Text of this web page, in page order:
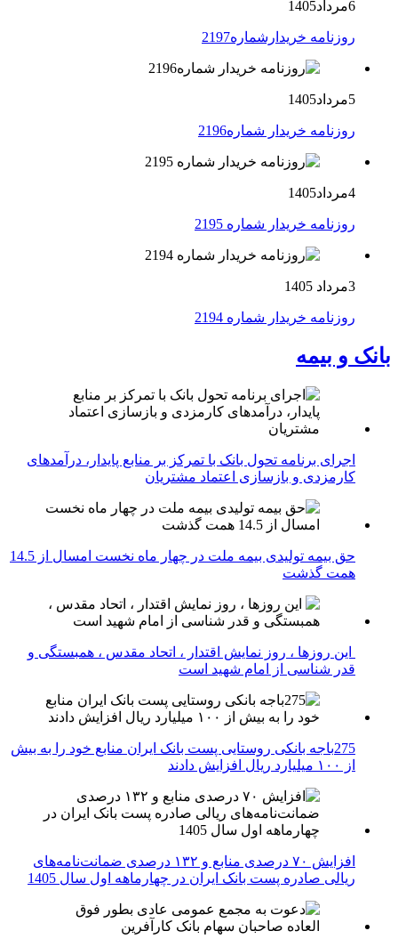
6مرداد1405
روزنامه خریدارشماره2197
5مرداد1405
روزنامه خریدار شماره2196
4مرداد1405
روزنامه خریدار شماره 2195
3مرداد 1405
روزنامه خریدار شماره 2194
بانک و بیمه
اجرای برنامه تحول بانک با تمرکز بر منابع پایدار، درآمدهای
کارمزدی و بازسازی اعتماد مشتریان
حق بیمه تولیدی بیمه ملت در چهار ماه نخست امسال از 14.5
همت گذشت
این روزها ، روز نمایش اقتدار ، اتحاد مقدس ، همبستگی و
قدر شناسی از امام شهید است
275باجه بانکی روستایی پست بانک ایران منابع خود را به بیش
از ۱۰۰ میلیارد ریال افزایش دادند
افزایش ۷۰ درصدی منابع و ۱۳۲ درصدی ضمانت‌نامه‌های
ریالی صادره پست بانک ایران در چهارماهه اول سال 1405